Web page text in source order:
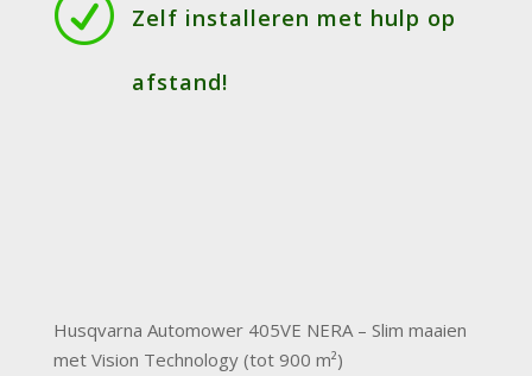
R Zelf installeren met hulp op
afstand!
Husqvarna Automower 405VE NERA – Slim maaien
met Vision Technology (tot 900 m²)